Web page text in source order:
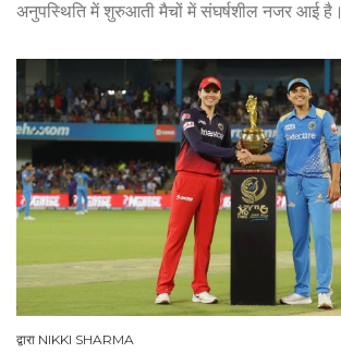
अनुपस्थिति में शुरुआती मैचों में संघर्षशील नजर आई है।
द्वारा NIKKI SHARMA